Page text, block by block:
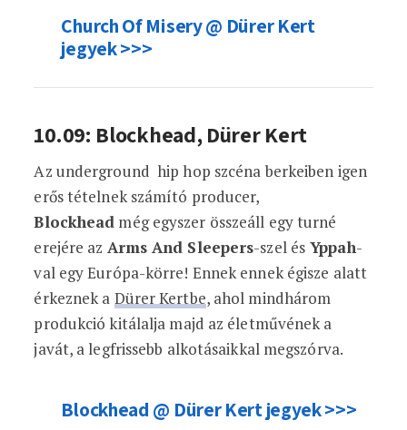
Church Of Misery @ Dürer Kert
jegyek >>>
10.09: Blockhead, Dürer Kert
Az underground hip hop szcéna berkeiben igen
erős tételnek számító producer,
Blockhead még egyszer összeáll egy turné
erejére az Arms And Sleepers-szel és Yppah-
val egy Európa-körre! Ennek ennek égisze alatt
érkeznek a Dürer Kertbe, ahol mindhárom
produkció kitálalja majd az életművének a
javát, a legfrissebb alkotásaikkal megszórva.
Blockhead @ Dürer Kert jegyek >>>